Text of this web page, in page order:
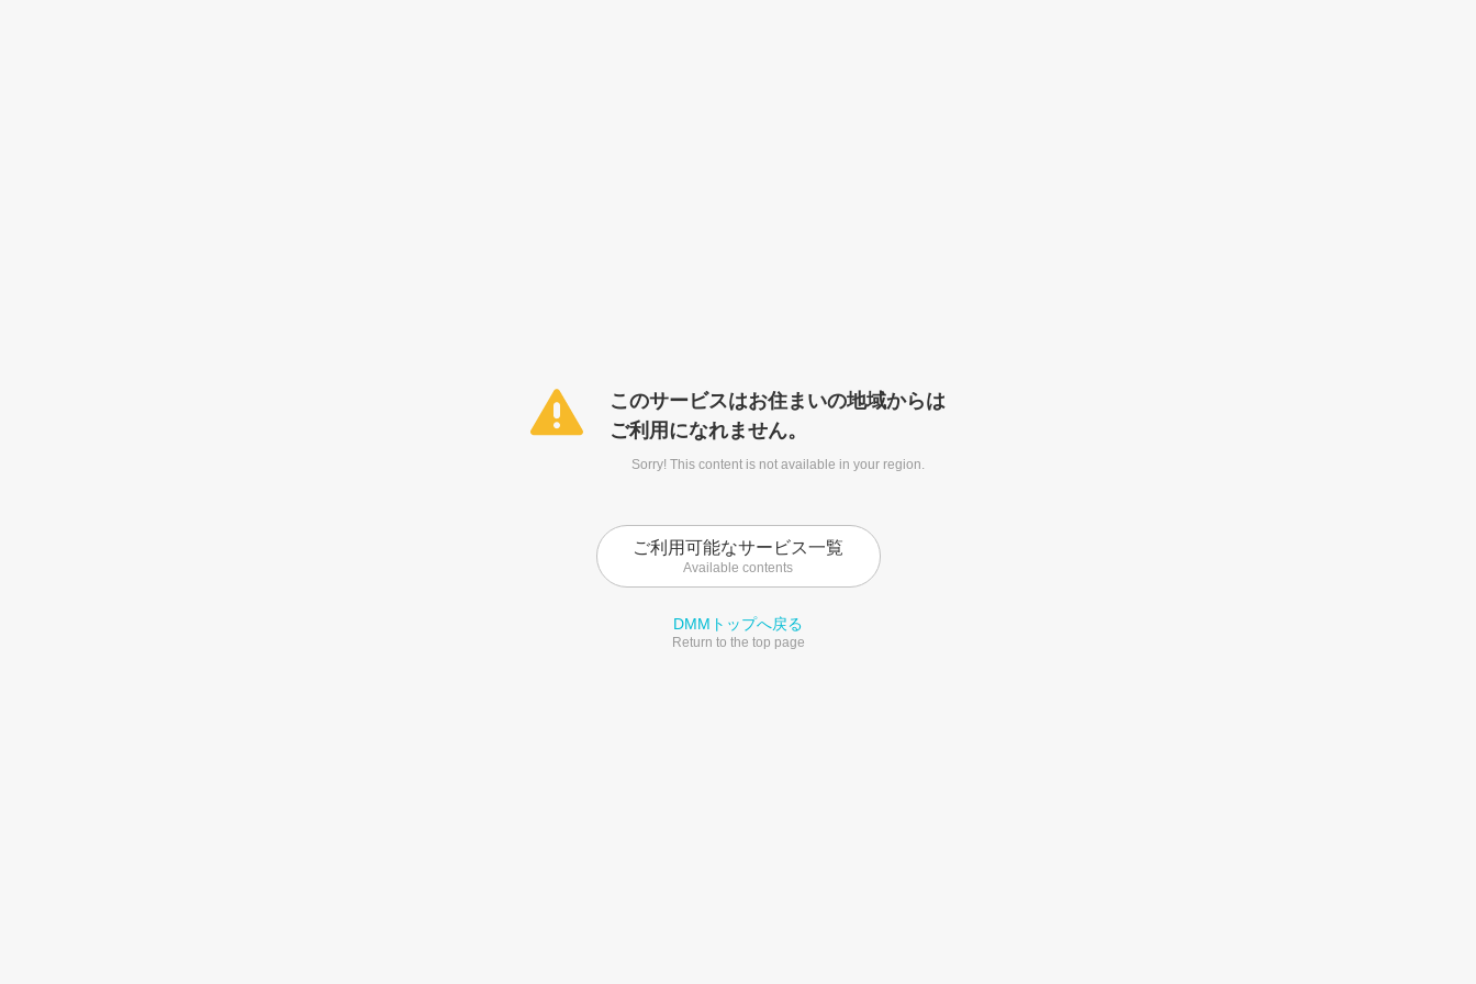
このサービスはお住まいの地域からは
ご利用になれません。
Sorry! This content is not available in your region.
ご利用可能なサービス一覧
Available contents
DMMトップへ戻る
Return to the top page